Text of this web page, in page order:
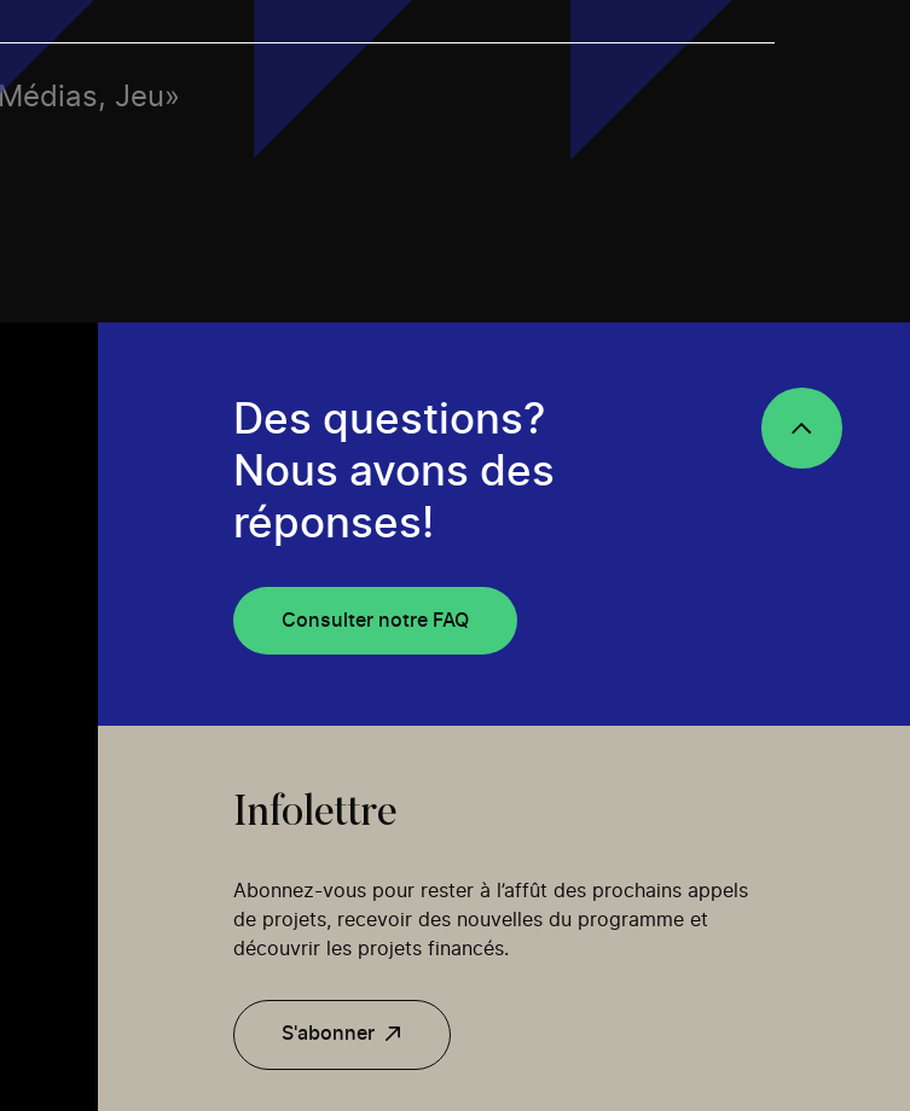
Jeu»
Des questions?
Nous avons des
réponses!
Consulter notre FAQ
Infolettre
Abonnez-vous pour rester à l’affût des prochains appels
de projets, recevoir des nouvelles du programme et
découvrir les projets financés.
S'abonner